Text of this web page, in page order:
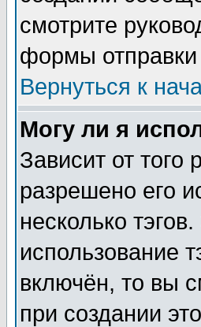
смотрите
формы
Вернуться к
Могу ли я
Зависит от
разрешено его
несколько
использование
включён, то вы
при создании